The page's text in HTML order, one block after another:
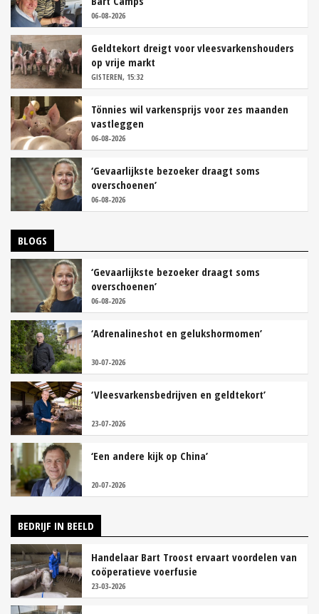
06-08-2026
Geldtekort dreigt voor vleesvarkenshouders
op vrije markt
GISTEREN, 15:32
Tönnies wil varkensprijs voor zes maanden
vastleggen
06-08-2026
‘Gevaarlijkste bezoeker draagt soms
overschoenen’
06-08-2026
BLOGS
‘Gevaarlijkste bezoeker draagt soms
overschoenen’
06-08-2026
‘Adrenalineshot en gelukshormomen’
30-07-2026
‘Vleesvarkensbedrijven en geldtekort’
23-07-2026
‘Een andere kijk op China’
20-07-2026
BEDRIJF IN BEELD
Handelaar Bart Troost ervaart voordelen van
coöperatieve voerfusie
23-03-2026